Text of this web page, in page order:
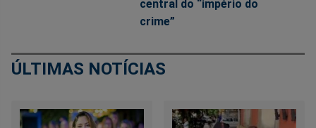
central do “império do
crime”
ÚLTIMAS NOTÍCIAS